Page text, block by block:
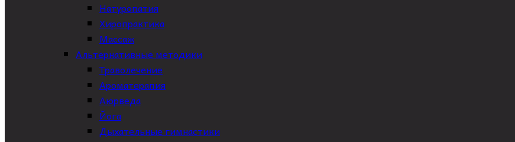
Натуропатия
Хиропрактика
Массаж
Альтернативные методики
Траволечение
Ароматерапия
Аюрведа
Йога
Дыхательные гимнастики